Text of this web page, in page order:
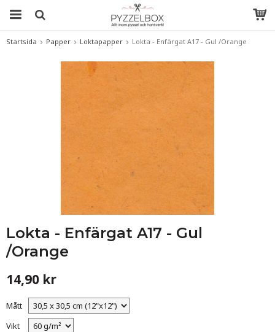
Startsida Papper Loktapapper Lokta - Enfärgat A17 - Gul /Orange
Lokta - Enfärgat A17 - Gul
/Orange
14,90 kr
Mått
Vikt